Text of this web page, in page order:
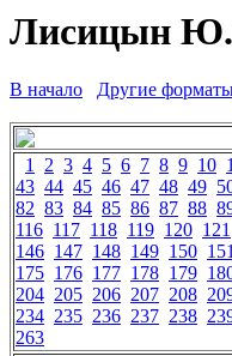
Лисицын
В начало Другие
1 2 3 4 5 6 7 8 9 10
43 44 45 46 47 48 49
82 83 84 85 86 87 88
116 117 118 119 120 121
146 147 148 149 150
175 176 177 178 179
204 205 206 207 208
234 235 236 237 238
263